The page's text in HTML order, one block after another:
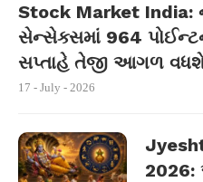
Stock Market India:
સેન્સેક્સમાં 964
સપ્તાહે તેજી આગળ
17 - July - 2026
2026: